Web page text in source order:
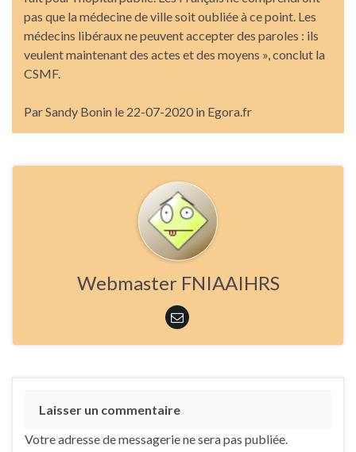
pas que la médecine de ville soit oubliée à ce point. Les
médecins libéraux ne peuvent accepter des paroles : ils
veulent maintenant des actes et des moyens », conclut la
CSMF.
Par Sandy Bonin le 22-07-2020 in Egora.fr
Webmaster FNIAAIHRS
Laisser un commentaire
Votre adresse de messagerie ne sera pas publiée.